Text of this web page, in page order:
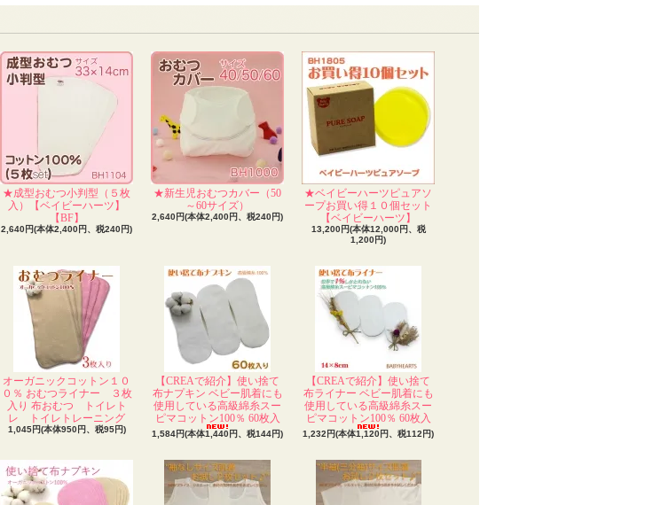
★成型おむつ小判型（５枚
入）【ベイビーハーツ】
【BF】
2,640円(本体2,400円、税240円)
★新生児おむつカバー（50
～60サイズ）
2,640円(本体2,400円、税240円)
★ベイビーハーツピュアソ
ープお買い得１０個セット
【ベイビーハーツ】
13,200円(本体12,000円、税
1,200円)
オーガニックコットン１０
０％ おむつライナー ３枚
入り 布おむつ トイレト
レ トイレトレーニング
1,045円(本体950円、税95円)
【CREAで紹介】使い捨て
布ナプキン ベビー肌着にも
使用している高級綿糸スー
ピマコットン100％ 60枚入
1,584円(本体1,440円、税144円)
【CREAで紹介】使い捨て
布ライナー ベビー肌着にも
使用している高級綿糸スー
ピマコットン100％ 60枚入
1,232円(本体1,120円、税112円)